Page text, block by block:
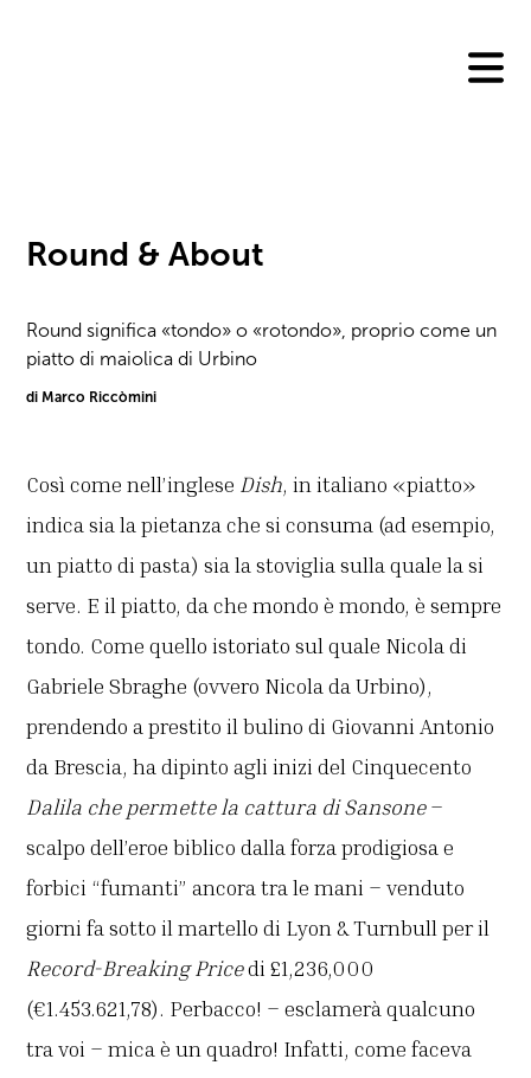
Round & About
Round significa «tondo» o «rotondo», proprio come un
piatto di maiolica di Urbino
di Marco Riccòmini
Così come nell’inglese Dish, in italiano «piatto»
indica sia la pietanza che si consuma (ad esempio,
un piatto di pasta) sia la stoviglia sulla quale la si
serve. E il piatto, da che mondo è mondo, è sempre
tondo. Come quello istoriato sul quale Nicola di
Gabriele Sbraghe (ovvero Nicola da Urbino),
prendendo a prestito il bulino di Giovanni Antonio
da Brescia, ha dipinto agli inizi del Cinquecento
Dalila che permette la cattura di Sansone–
scalpo dell’eroe biblico dalla forza prodigiosa e
forbici “fumanti” ancora tra le mani – venduto
giorni fa sotto il martello di Lyon & Turnbull per il
Record-Breaking Pricedi £1,236,000
(€1.453.621,78). Perbacco! – esclamerà qualcuno
tra voi – mica è un quadro! Infatti, come faceva